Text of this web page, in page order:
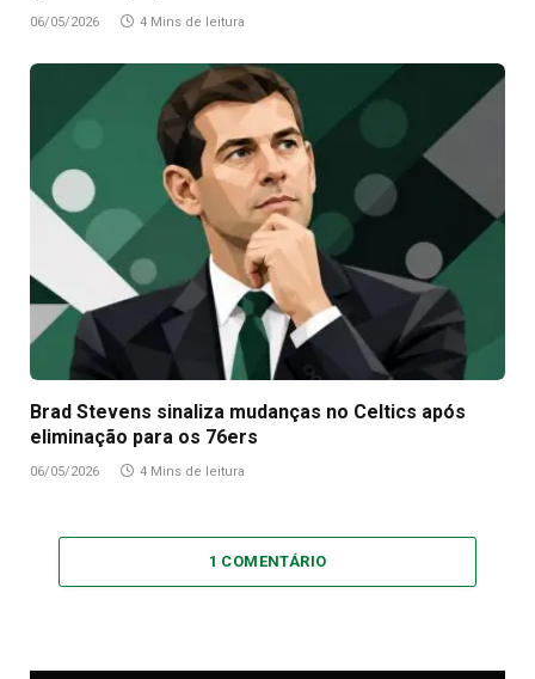
06/05/2026 4 Mins de leitura
Brad Stevens sinaliza mudanças no Celtics após
eliminação para os 76ers
06/05/2026 4 Mins de leitura
1 COMENTÁRIO